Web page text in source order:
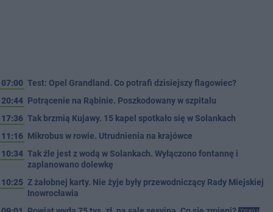
07:00 Test: Opel Grandland. Co potrafi dzisiejszy flagowiec?
20:44 Potrącenie na Rąbinie. Poszkodowany w szpitalu
17:36 Tak brzmią Kujawy. 15 kapel spotkało się w Solankach
11:16 Mikrobus w rowie. Utrudnienia na krajówce
10:34 Tak źle jest z wodą w Solankach. Wyłączono fontannę i
zaplanowano dolewkę
10:25 Z żałobnej karty. Nie żyje były przewodniczący Rady Miejskiej
Inowrocławia